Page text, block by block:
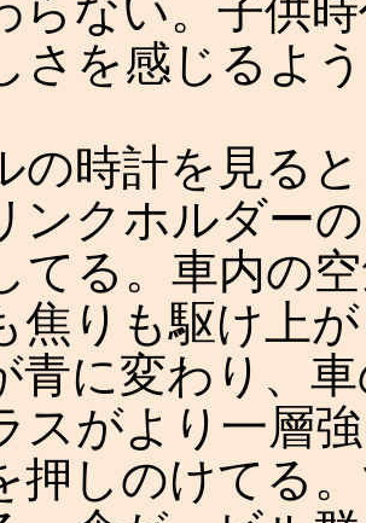
らない。子供
さを感じるよ
時計を見る
ンクホルダー
てる。車内の
焦りも駆け上
に変わり、
スがより一層
押しのけてる